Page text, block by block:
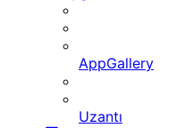
AppGallery
Uzantı